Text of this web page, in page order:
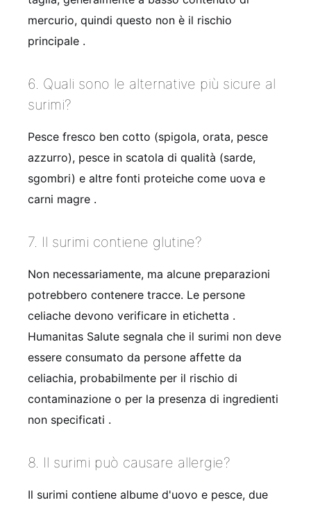
mercurio, quindi questo non è il rischio
principale .
6. Quali sono le alternative più sicure al
surimi?
Pesce fresco ben cotto (spigola, orata, pesce
azzurro), pesce in scatola di qualità (sarde,
sgombri) e altre fonti proteiche come uova e
carni magre .
7. Il surimi contiene glutine?
Non necessariamente, ma alcune preparazioni
potrebbero contenere tracce. Le persone
celiache devono verificare in etichetta .
Humanitas Salute segnala che il surimi non deve
essere consumato da persone affette da
celiachia, probabilmente per il rischio di
contaminazione o per la presenza di ingredienti
non specificati .
8. Il surimi può causare allergie?
Il surimi contiene albume d'uovo e pesce, due